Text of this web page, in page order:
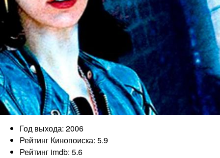
Год выхода: 2006
Рейтинг Кинопоиска: 5.9
Рейтинг imdb: 5.6